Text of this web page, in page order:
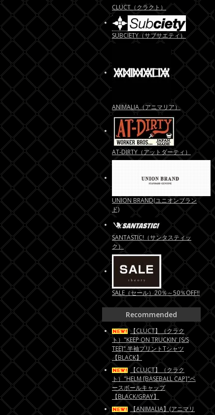
CLUCT（クラクト）
SUBCIETY（サブサエティ）
ANIMALIA（アニマリア）
AT-DIRTY（アットダーティ）
UNION BRAND(ユニオンブラン
ド)
SANTASTIC!（サンタスティッ
ク）
SALE（セール）20％～50％OFF!!
Recommended
【CLUCT】（クラク
ト）"KEEP ON TRUCKIN' [S/S
TEE]" 半袖プリントTシャツ
【BLACK】
【CLUCT】（クラク
ト）"HELM [BASEBALL CAP]"ベ
ースボールキャップ
【BLACK/GRAY】
【ANIMALIA】(アニマリ